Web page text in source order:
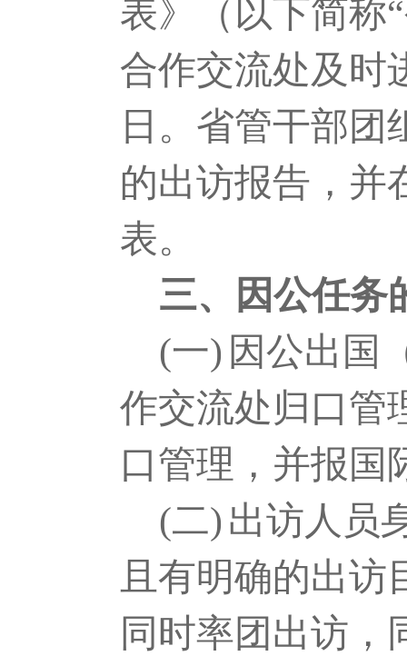
表》（以下简称
合作交流处及时
日。省管干部团
的出访报告，并
表。
三、因公任务
(一) 因公出国
作交流处归口管
口管理，并报国
(二) 出访人员
且有明确的出
同时率团出访